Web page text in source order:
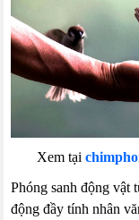
Xem tại
Phóng sanh động vật
động đầy tính nhân